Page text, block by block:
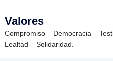
Valores
Compromiso – Democracia –
Lealtad – Solidaridad.